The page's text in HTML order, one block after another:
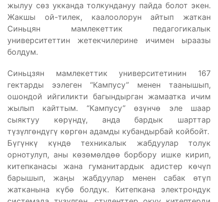
жылуу сөз укканда толкундануу пайда болот экен.
Жакшы ой-тилек, каалоолорун айтып жаткан
Синьцян мамлекеттик педагогикалык
университеттин жетекчилерине ичимен ыраазы
болдум.
Синьцзян мамлекеттик университетинин 167
гектарды ээлеген “Кампусу” менен таанышып,
ошондой ийгиликти багындырган жамаатка ичим
жылып кайттым. “Кампусу” өзүнчө эле шаар
сыяктуу көрүндү, анда бардык шарттар
түзүлгөндүгү көргөн адамды кубандырбай койбойт.
Бүгүнкү күндө техникалык жабдуулар толук
орнотулуп, аны көзөмөлдөө борбору ишке кирип,
китепканасы жана гуманитардык адистер көчүп
барышып, жаӊы жабдуулар менен сабак өтүп
жатканына күбө болдук. Китепкана электрондук